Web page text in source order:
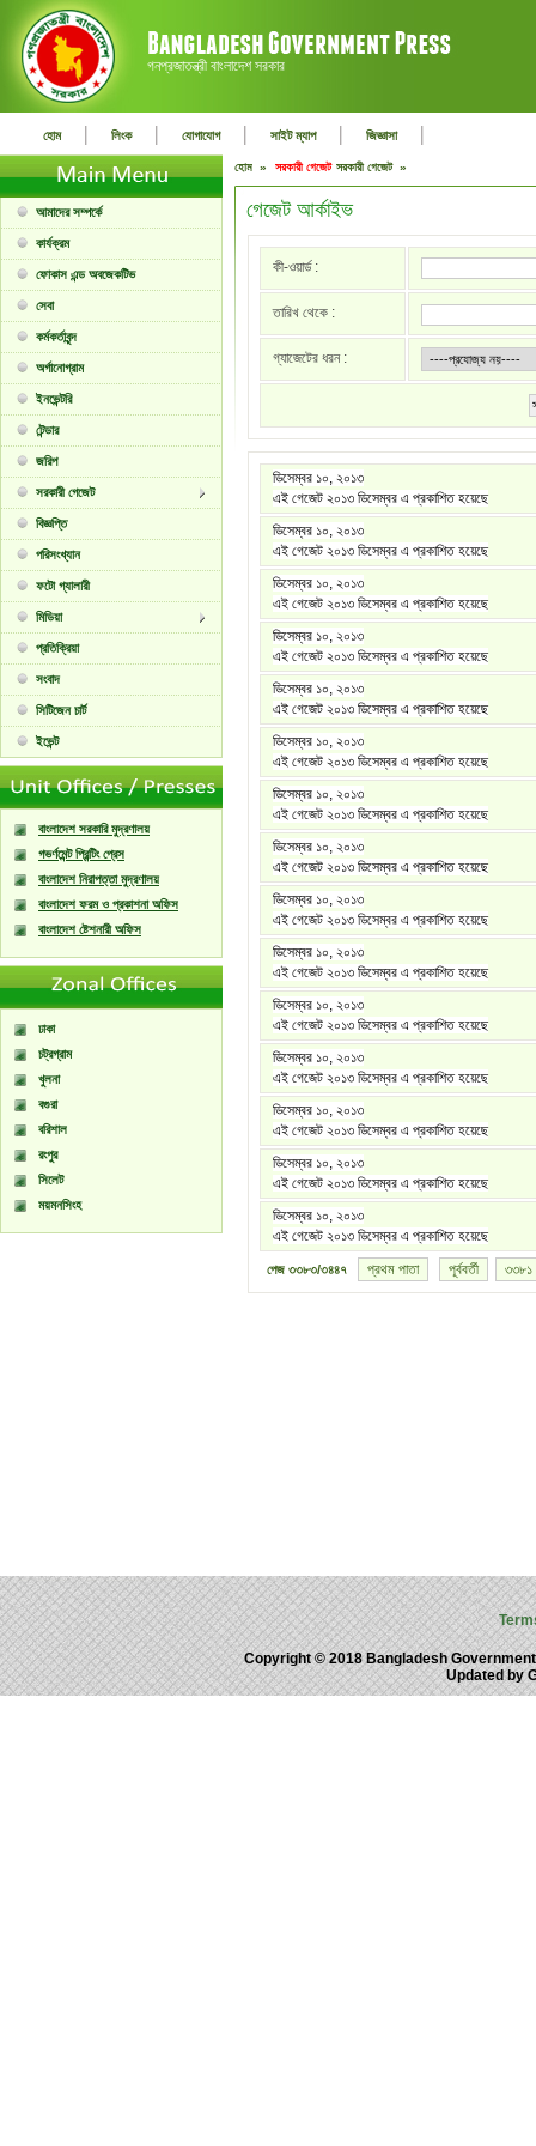
গনপ্রজাতন্ত্রী বাংলাদেশ সরকার
হোম | লিংক | যোগাযোগ | সাইট ম্যাপ | জিজ্ঞাসা |
আমাদের সম্পর্কে
কার্যক্রম
ফোকাস এন্ড অবজেকটিভ
সেবা
কর্মকর্তাবৃন্দ
অর্গানোগ্রাম
ইনভেন্টরি
টেন্ডার
জরিপ
সরকারী গেজেট
বিজ্ঞপ্তি
পরিসংখ্যান
ফটো গ্যালারী
মিডিয়া
প্রতিক্রিয়া
সংবাদ
সিটিজেন চার্ট
ইভেন্ট
বাংলাদেশ সরকারি মুদ্রণালয়
গভর্ণমেন্ট প্রিন্টিং প্রেস
বাংলাদেশ নিরাপত্তা মুদ্রণালয়
বাংলাদেশ ফরম ও প্রকাশনা অফিস
বাংলাদেশ ষ্টেশনারী অফিস
ঢাকা
চট্রগ্রাম
খুলনা
বগুরা
বরিশাল
রংপুর
সিলেট
ময়মনসিংহ
হোম » সরকারী গেজেট সরকারী গেজেট »
গেজেট আর্কাইভ
কী-ওয়ার্ড :
তারিখ থেকে :
গ্যাজেটের ধরন :
ডিসেম্বর ১০, ২০১৩
এই গেজেট ২০১৩ ডিসেম্বর এ প্রকাশিত হয়েছে
ডিসেম্বর ১০, ২০১৩
এই গেজেট ২০১৩ ডিসেম্বর এ প্রকাশিত হয়েছে
ডিসেম্বর ১০, ২০১৩
এই গেজেট ২০১৩ ডিসেম্বর এ প্রকাশিত হয়েছে
ডিসেম্বর ১০, ২০১৩
এই গেজেট ২০১৩ ডিসেম্বর এ প্রকাশিত হয়েছে
ডিসেম্বর ১০, ২০১৩
এই গেজেট ২০১৩ ডিসেম্বর এ প্রকাশিত হয়েছে
ডিসেম্বর ১০, ২০১৩
এই গেজেট ২০১৩ ডিসেম্বর এ প্রকাশিত হয়েছে
ডিসেম্বর ১০, ২০১৩
এই গেজেট ২০১৩ ডিসেম্বর এ প্রকাশিত হয়েছে
ডিসেম্বর ১০, ২০১৩
এই গেজেট ২০১৩ ডিসেম্বর এ প্রকাশিত হয়েছে
ডিসেম্বর ১০, ২০১৩
এই গেজেট ২০১৩ ডিসেম্বর এ প্রকাশিত হয়েছে
ডিসেম্বর ১০, ২০১৩
এই গেজেট ২০১৩ ডিসেম্বর এ প্রকাশিত হয়েছে
ডিসেম্বর ১০, ২০১৩
এই গেজেট ২০১৩ ডিসেম্বর এ প্রকাশিত হয়েছে
ডিসেম্বর ১০, ২০১৩
এই গেজেট ২০১৩ ডিসেম্বর এ প্রকাশিত হয়েছে
ডিসেম্বর ১০, ২০১৩
এই গেজেট ২০১৩ ডিসেম্বর এ প্রকাশিত হয়েছে
ডিসেম্বর ১০, ২০১৩
এই গেজেট ২০১৩ ডিসেম্বর এ প্রকাশিত হয়েছে
ডিসেম্বর ১০, ২০১৩
এই গেজেট ২০১৩ ডিসেম্বর এ প্রকাশিত হয়েছে
পেজ ৩৩৮৩/৩৪৪৭ প্রথম পাতা পূর্ববর্তী ৩৩৮১
Copyright © 2018 Bangladesh
Updated by